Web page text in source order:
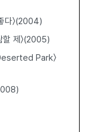
다〉(2004)
할 제〉(2005)
Park〉